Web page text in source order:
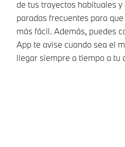
de tus trayectos habituales
paradas frecuentes para
más fácil. Además, puedes
App te avise cuando sea el
llegar siempre a tiempo a tu